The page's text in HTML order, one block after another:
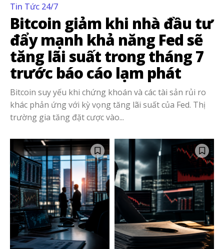
Tin Tức 24/7
Bitcoin giảm khi nhà đầu tư
đẩy mạnh khả năng Fed sẽ
tăng lãi suất trong tháng 7
trước báo cáo lạm phát
Bitcoin suy yếu khi chứng khoán và các tài sản rủi ro
khác phản ứng với kỳ vọng tăng lãi suất của Fed. Thị
trường gia tăng đặt cược vào...